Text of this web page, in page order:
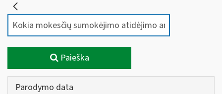
Paieška
Parodymo data